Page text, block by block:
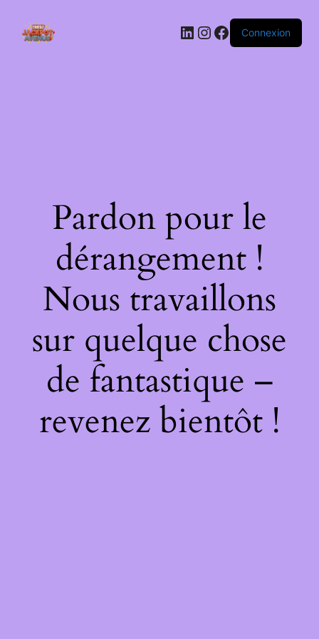
LinkedIn
Instagram
Facebook
Connexion
Pardon pour le
dérangement !
Nous travaillons
sur quelque chose
de fantastique –
revenez bientôt !